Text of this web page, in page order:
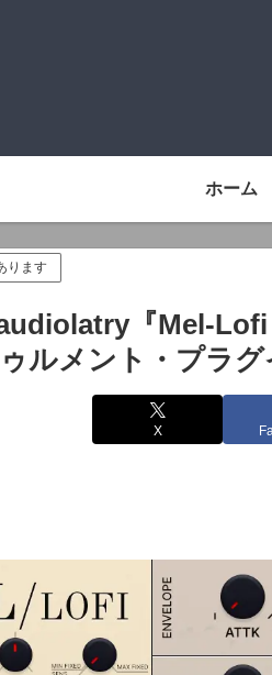
ホーム
ります
audiolatry『Mel-
ルメント・プラグ
X